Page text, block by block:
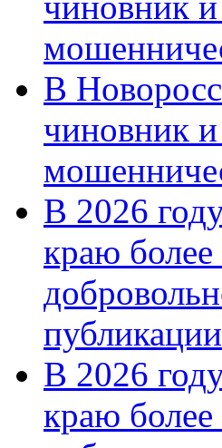
В
чиновник
В 2026
краю
публикации
В 2026
краю